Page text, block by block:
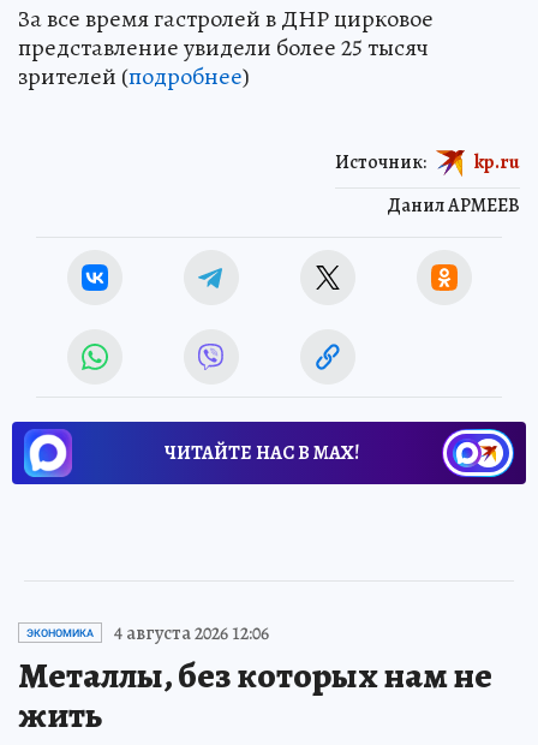
За все время гастролей в ДНР цирковое
представление увидели более 25 тысяч
зрителей (подробнее)
Данил АРМЕЕВ
Источник: kp.ru
ЧИТАЙТЕ НАС В МАХ!
ЭКОНОМИКА 4 августа 2026 12:06
Металлы, без которых нам не
жить